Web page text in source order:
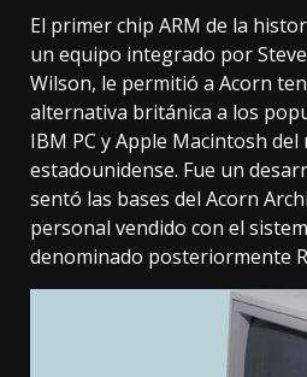
El primer chip ARM de la
un equipo integrado por
Wilson, le permitió a Acorn
alternativa británica a los
IBM PC y Apple Macintosh del
estadounidense. Fue un
sentó las bases del Acorn
personal vendido con el
denominado posteriormente